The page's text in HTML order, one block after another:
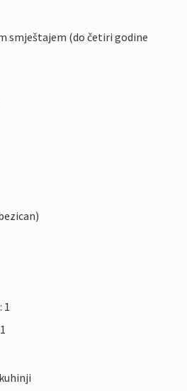
smještajem (do četiri godine
1